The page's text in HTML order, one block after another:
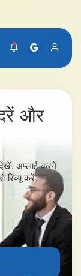
और
अप्लाई करने
रिव्यू करें.